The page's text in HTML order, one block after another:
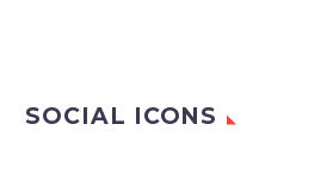
SOCIAL ICONS